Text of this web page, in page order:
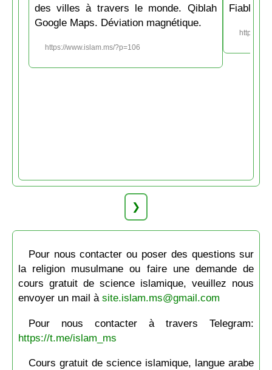
des villes à travers le monde. Qiblah
Google Maps. Déviation magnétique.
https://www.islam.ms/?p=106
Fiable et
https://
❯
Pour nous contacter ou poser des questions sur
la religion musulmane ou faire une demande de
cours gratuit de science islamique, veuillez nous
envoyer un mail à site.islam.ms@gmail.com
Pour nous contacter à travers Telegram:
https://t.me/islam_ms
Cours gratuit de science islamique, langue arabe